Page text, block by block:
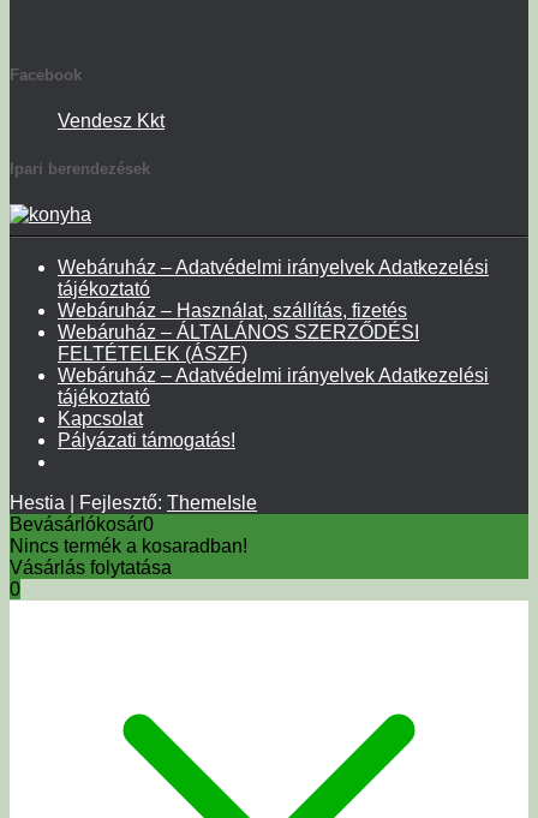
Facebook
Vendesz Kkt
Ipari berendezések
Webáruház – Adatvédelmi irányelvek Adatkezelési
tájékoztató
Webáruház – Használat, szállítás, fizetés
Webáruház – ÁLTALÁNOS SZERZŐDÉSI
FELTÉTELEK (ÁSZF)
Webáruház – Adatvédelmi irányelvek Adatkezelési
tájékoztató
Kapcsolat
Pályázati támogatás!
Hestia | Fejlesztő: ThemeIsle
Bevásárlókosár0
Nincs termék a kosaradban!
Vásárlás folytatása
0